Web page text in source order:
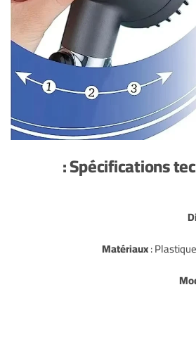
Spécifications
Matériaux: